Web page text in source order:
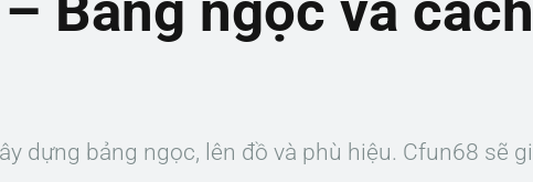
dựng bảng ngọc, lên đồ và phù hiệu. Cfun68 sẽ